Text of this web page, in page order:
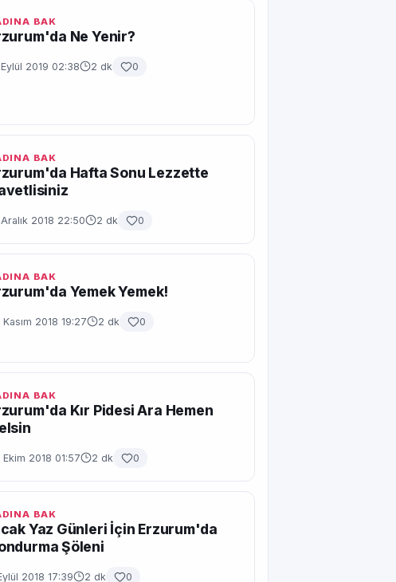
BAK
Ne Yenir?
Eylül 2019 02:38 2 dk 0
BAK
Hafta Sonu Lezzette
Aralık 2018 22:50 2 dk 0
BAK
Yemek Yemek!
Kasım 2018 19:27 2 dk 0
BAK
Kır Pidesi Ara Hemen
Ekim 2018 01:57 2 dk 0
BAK
Yaz Günleri İçin Erzurum'da
Şöleni
2018 17:39 2 dk 0